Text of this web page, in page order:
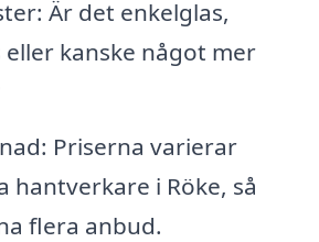
Är det enkelglas,
kanske något mer
Priserna varierar
hantverkare i Röke, så
flera anbud.